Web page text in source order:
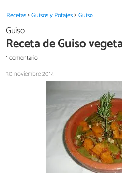
Recetas Guisos y Potajes Guiso
Guiso
Receta de Guiso
1 comentario
30 noviembre 2014